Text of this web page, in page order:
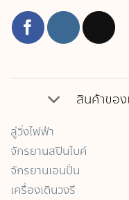
สินค้าของ
ลู่วิ่งไฟฟ้า
จักรยานสปินไบค์
จักรยานเอนปั่น
เครื่องเดินวงรี